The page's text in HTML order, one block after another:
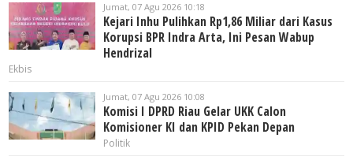
Jumat, 07 Agu 2026 10:18
Kejari Inhu Pulihkan Rp1,86 Miliar dari Kasus
Korupsi BPR Indra Arta, Ini Pesan Wabup
Hendrizal
Ekbis
Jumat, 07 Agu 2026 10:08
Komisi I DPRD Riau Gelar UKK Calon
Komisioner KI dan KPID Pekan Depan
Politik